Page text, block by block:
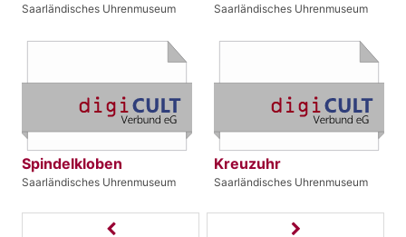
Saarländisches Uhrenmuseum Saarländisches Uhrenmuseum
Spindelkloben
Saarländisches Uhrenmuseum
Kreuzuhr
Saarländisches Uhrenmuseum